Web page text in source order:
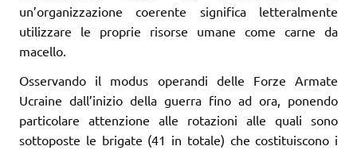
un’organizzazione coerente significa letteralmente
utilizzare le proprie risorse umane come carne da
macello.
Osservando il modus operandi delle Forze Armate
Ucraine dall’inizio della guerra fino ad ora, ponendo
particolare attenzione alle rotazioni alle quali sono
sottoposte le brigate (41 in totale) che costituiscono i